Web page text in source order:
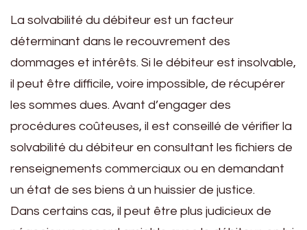
La solvabilité du débiteur est un facteur
déterminant dans le recouvrement des
dommages et intérêts. Si le débiteur est insolvable,
il peut être difficile, voire impossible, de récupérer
les sommes dues. Avant d’engager des
procédures coûteuses, il est conseillé de vérifier la
solvabilité du débiteur en consultant les fichiers de
renseignements commerciaux ou en demandant
un état de ses biens à un huissier de justice.
Dans certains cas, il peut être plus judicieux de